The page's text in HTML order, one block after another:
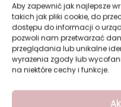
Aby zapewnić jak najlepsze
takich jak pliki cookie, do
dostępu do informacji o
pozwoli nam przetwarzać
przeglądania lub unikalne
wyrażenia zgody lub
na niektóre cechy i funkcje.
lampy Revers Gel Lac